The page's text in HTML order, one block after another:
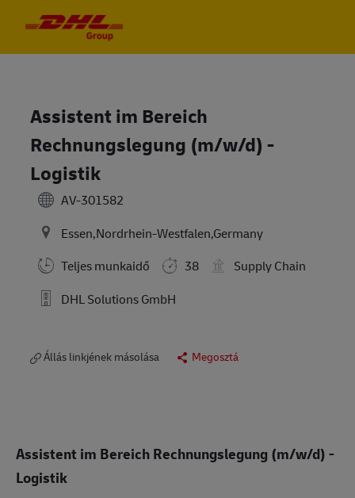
Assistent im Bereich
Rechnungslegung (m/w/d) -
Logistik
AV-301582
Essen,Nordrhein-Westfalen,Germany
Teljes munkaidő
38
Supply Chain
DHL Solutions GmbH
Állás linkjének másolása Megosztá
Assistent im Bereich Rechnungslegung (m/w/d) -
Logistik